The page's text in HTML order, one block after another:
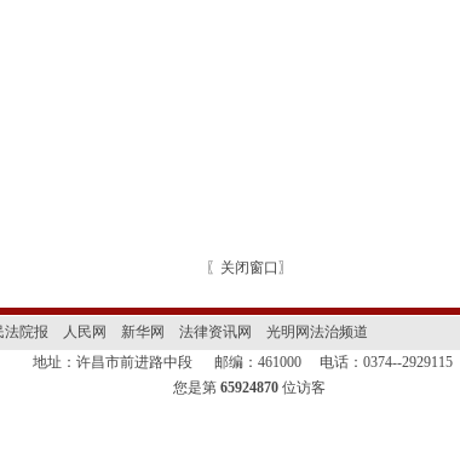
〖 关闭窗口 〗
法院报 人民网 新华网 法律资讯网
光明网法治频道
地址：许昌市前进路中段 邮编：461000
电话：0374--2929115
您是第 65924870 位访客